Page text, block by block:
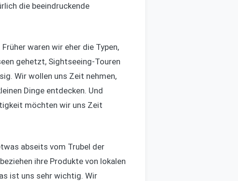
die beeindruckende
waren wir eher die Typen,
gehetzt, Sightseeing-Touren
Wir wollen uns Zeit nehmen,
Dinge entdecken. Und
möchten wir uns Zeit
abseits vom Trubel der
ihre Produkte von lokalen
ist uns sehr wichtig. Wir